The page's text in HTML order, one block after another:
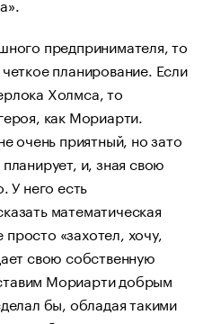
предпринимателя, то
планирование. Если
Холмса, то
как Мориарти.
очень приятный, но зато
и, зная свою
У него есть
математическая
«захотел, хочу,
свою собственную
Мориарти добрым
бы, обладая такими